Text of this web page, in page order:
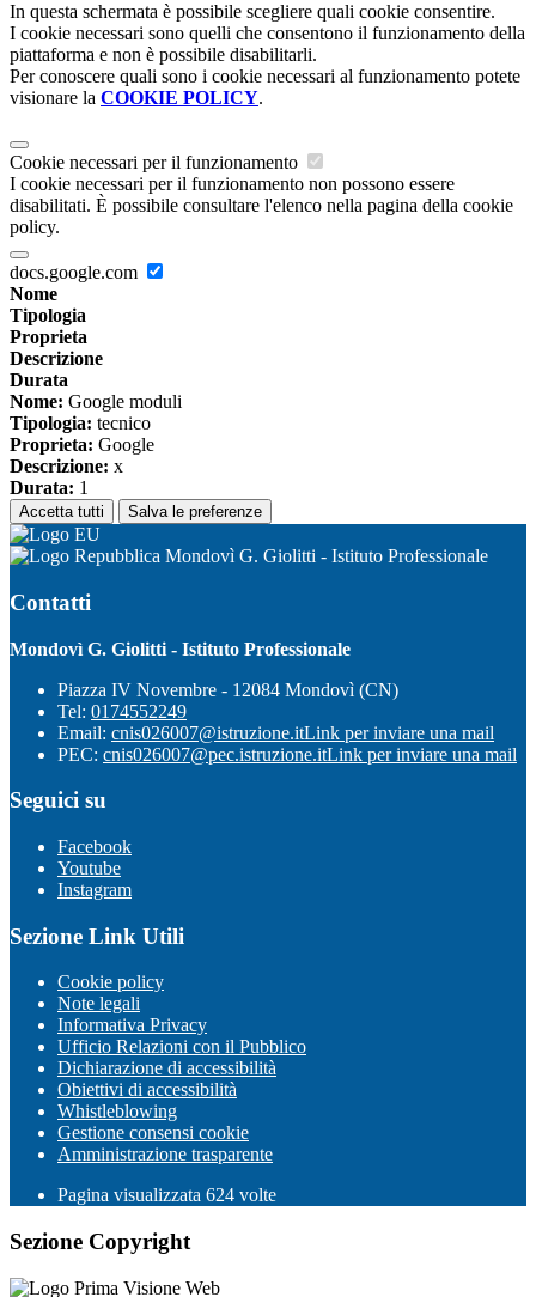
In questa schermata è possibile scegliere quali cookie consentire.
I cookie necessari sono quelli che consentono il funzionamento della
piattaforma e non è possibile disabilitarli.
Per conoscere quali sono i cookie necessari al funzionamento potete
visionare la COOKIE POLICY.
Cookie necessari per il funzionamento
I cookie necessari per il funzionamento non possono essere
disabilitati. È possibile consultare l'elenco nella pagina della cookie
policy.
docs.google.com
Nome
Tipologia
Proprieta
Descrizione
Durata
Nome: Google moduli
Tipologia: tecnico
Proprieta: Google
Descrizione: x
Durata: 1
Accetta tutti Salva le preferenze
Mondovì G. Giolitti - Istituto Professionale
Contatti
Mondovì G. Giolitti - Istituto Professionale
Piazza IV Novembre - 12084 Mondovì (CN)
Tel: 0174552249
Email: cnis026007@istruzione.itLink per inviare una mail
PEC: cnis026007@pec.istruzione.itLink per inviare una mail
Seguici su
Facebook
Youtube
Instagram
Sezione Link Utili
Cookie policy
Note legali
Informativa Privacy
Ufficio Relazioni con il Pubblico
Dichiarazione di accessibilità
Obiettivi di accessibilità
Whistleblowing
Gestione consensi cookie
Amministrazione trasparente
Pagina visualizzata 624 volte
Sezione Copyright